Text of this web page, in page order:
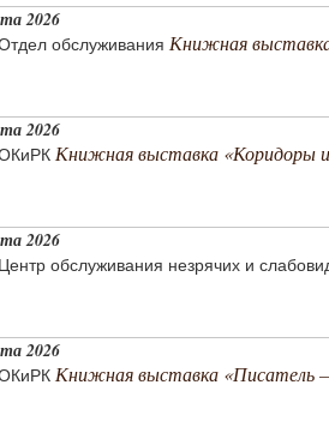
2026
обслуживания Книжная
2026
Книжная выставка «Коридоры
2026
обслуживания незрячих и
2026
Книжная выставка «Писатель